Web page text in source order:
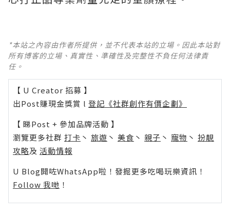
*本站之內容由作者所提供，並不代表本站的立場。因此本站對
所有博客的立場、真實性、準確性及完整性不負任何法律責
任。
【 U Creator 招募 】
出Post賺現金獎賞 l 登記《社群創作有價企劃》
【 睇Post + 參加品牌活動 】
瀏覽更多社群 打卡 丶 旅遊 丶 美食 丶 親子 丶 寵物 丶 扮靚
攻略及 活動情報
U Blog開咗WhatsApp啦！發掘更多吃喝玩樂資訊！
Follow 我哋 ！